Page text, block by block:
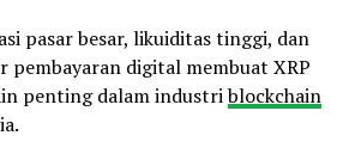
pasar besar, likuiditas tinggi, dan
pembayaran digital membuat XRP
penting dalam industriblockchain